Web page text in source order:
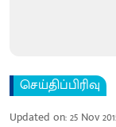
செய்திப்பிரிவு
Updated on:25 Nov